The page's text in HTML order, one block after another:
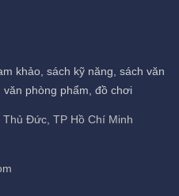
khảo, sách kỹ năng, sách văn
phòng phẩm, đồ chơi
Thủ Đức, TP Hồ Chí Minh